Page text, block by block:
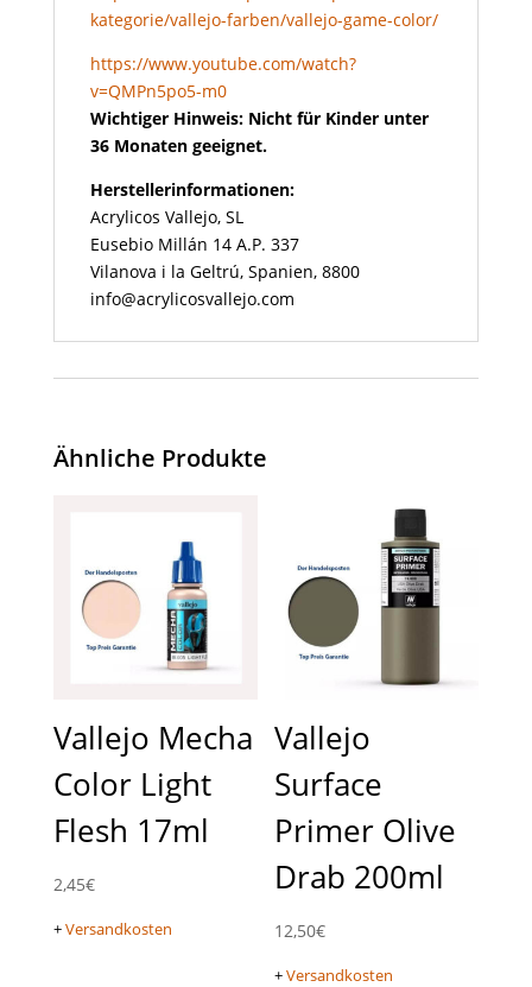
kategorie/vallejo-farben/vallejo-game-color/
https://www.youtube.com/watch?
v=QMPn5po5-m0
Wichtiger Hinweis: Nicht für Kinder unter
36 Monaten geeignet.
Herstellerinformationen:
Acrylicos Vallejo, SL
Eusebio Millán 14 A.P. 337
Vilanova i la Geltrú, Spanien, 8800
info@acrylicosvallejo.com
Ähnliche Produkte
Vallejo Mecha
Color Light
Flesh 17ml
2,45€
+Versandkosten
Vallejo
Surface
Primer Olive
Drab 200ml
12,50€
+Versandkosten